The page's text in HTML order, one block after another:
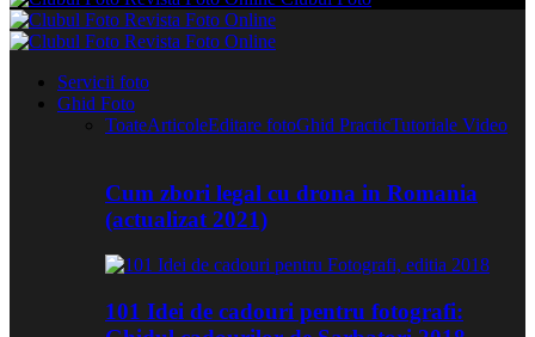
Servicii foto
Ghid Foto
ToateArticoleEditare fotoGhid PracticTutoriale Video
Cum zbori legal cu drona in Romania
(actualizat 2021)
101 Idei de cadouri pentru fotografi: